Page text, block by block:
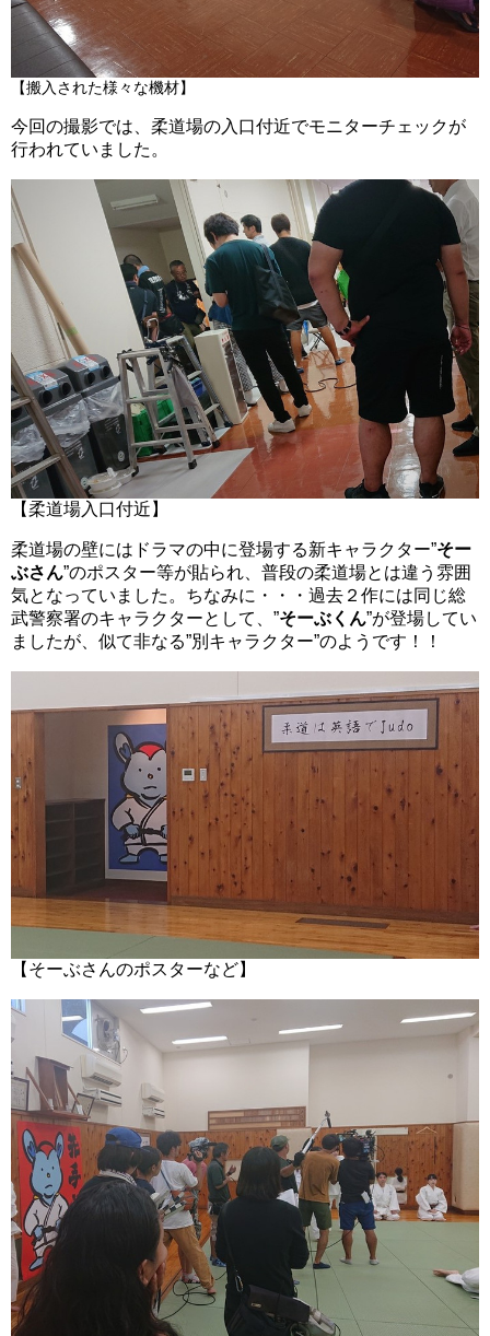
【搬入された様々な機材】
今回の撮影では、柔道場の入口付近でモニターチェックが
行われていました。
【柔道場入口付近】
柔道場の壁にはドラマの中に登場する新キャラクター”そー
ぶさん”のポスター等が貼られ、普段の柔道場とは違う雰囲
気となっていました。ちなみに・・・過去２作には同じ総
武警察署のキャラクターとして、”そーぶくん”が登場してい
ましたが、似て非なる”別キャラクター”のようです！！
【そーぶさんのポスターなど】